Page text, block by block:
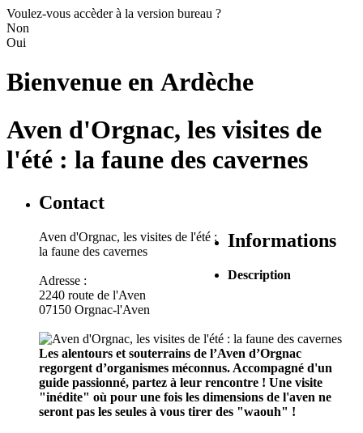
Voulez-vous accèder à la version bureau ?
Non
Oui
Bienvenue en Ardèche
Aven d'Orgnac, les visites de
l'été : la faune des cavernes
Contact
Aven d'Orgnac, les visites de l'été :
la faune des cavernes
Adresse :
2240 route de l'Aven
07150 Orgnac-l'Aven
Informations
Description
Les alentours et souterrains de l’Aven d’Orgnac
regorgent d’organismes méconnus. Accompagné d'un
guide passionné, partez à leur rencontre ! Une visite
"inédite" où pour une fois les dimensions de l'aven ne
seront pas les seules à vous tirer des "waouh" !